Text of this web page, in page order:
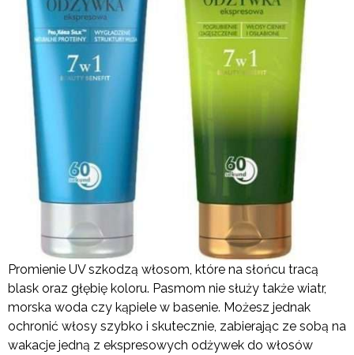
Promienie UV szkodzą włosom, które na słońcu tracą
blask oraz głębię koloru. Pasmom nie służy także wiatr,
morska woda czy kąpiele w basenie. Możesz jednak
ochronić włosy szybko i skutecznie, zabierając ze sobą na
wakacje jedną z ekspresowych odżywek do włosów